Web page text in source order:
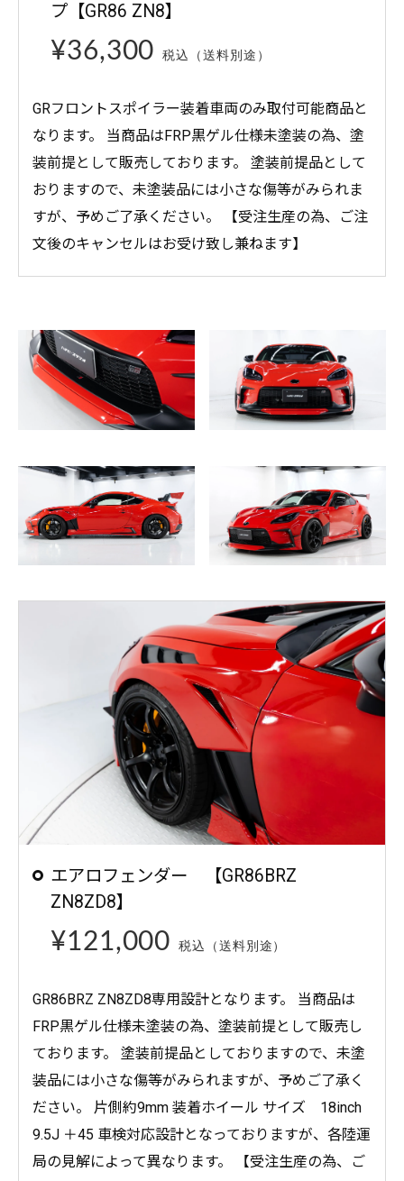
プ【GR86 ZN8】
¥36,300税込（送料別途）
GRフロントスポイラー装着車両のみ取付可能商品と
なります。 当商品はFRP黒ゲル仕様未塗装の為、塗
装前提として販売しております。 塗装前提品として
おりますので、未塗装品には小さな傷等がみられま
すが、予めご了承ください。 【受注生産の為、ご注
文後のキャンセルはお受け致し兼ねます】
エアロフェンダー 【GR86BRZ
ZN8ZD8】
¥121,000税込 （送料別途）
GR86BRZ ZN8ZD8専用設計となります。 当商品は
FRP黒ゲル仕様未塗装の為、塗装前提として販売し
ております。 塗装前提品としておりますので、未塗
装品には小さな傷等がみられますが、予めご了承く
ださい。 片側約9mm 装着ホイール サイズ 18inch
9.5J ＋45 車検対応設計となっておりますが、各陸運
局の見解によって異なります。 【受注生産の為、ご